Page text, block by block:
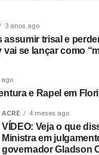
3 anos ago
assumir trisal e
vai se lançar como
ago
e Rapel em
ACRE 4 meses ago
VÍDEO: Veja o que
Ministra em
governador Gladson